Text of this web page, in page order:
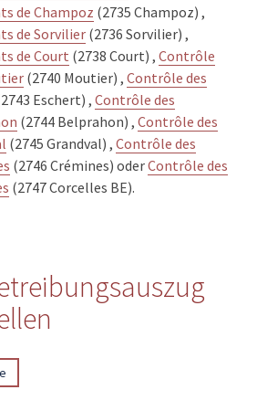
de Champoz (2735 Champoz) ,
de Sorvilier (2736 Sorvilier) ,
de Court (2738 Court) ,Contrôle
(2740 Moutier) ,Contrôle des
Eschert) ,Contrôle des
(2744 Belprahon) ,Contrôle des
(2745 Grandval) ,Contrôle des
(2746 Crémines) oderContrôle des
(2747 Corcelles BE).